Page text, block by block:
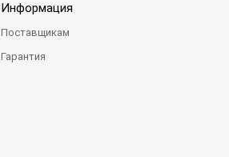
Информация
Поставщикам
Гарантия